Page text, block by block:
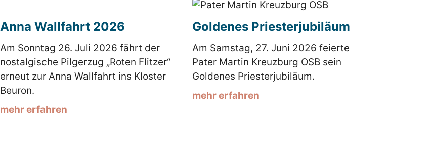
Anna Wallfahrt 2026
Am Sonntag 26. Juli 2026 fährt der
nostalgische Pilgerzug „Roten Flitzer“
erneut zur Anna Wallfahrt ins Kloster
Beuron.
mehr erfahren
Goldenes Priesterjubiläum
Am Samstag, 27. Juni 2026 feierte
Pater Martin Kreuzburg OSB sein
Goldenes Priesterjubiläum.
mehr erfahren